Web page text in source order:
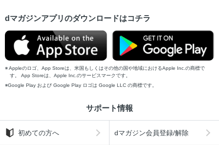
dマガジンアプリのダウンロードはコチラ
Appleのロゴ、App Storeは、米国もしくはその他の国や地域におけるApple Inc.の商標で
す。 App Storeは、Apple Inc.のサービスマークです。
Google Play および Google Play ロゴは Google LLC の商標です。
サポート情報
初めての方へ dマガジン会員登録/解除